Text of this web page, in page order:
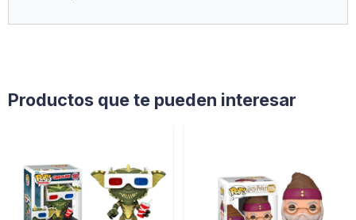
Productos que te pueden interesar